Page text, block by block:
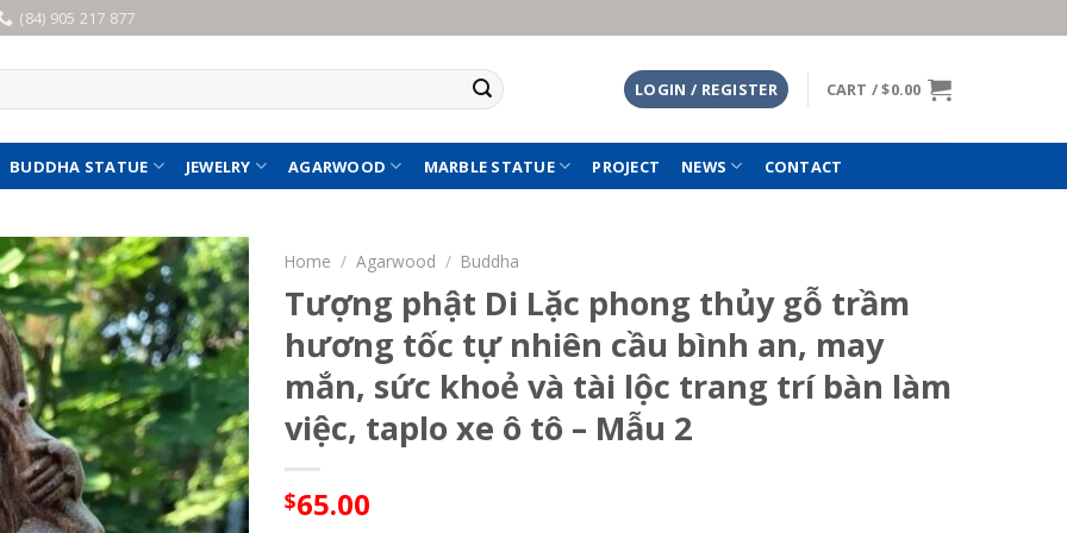
(84) 905 217 877
LOGIN / REGISTER CART /$0.00
BUDDHA STATUE JEWELRY AGARWOOD MARBLE STATUE PROJECT NEWS CONTACT
Home / Agarwood / Buddha
Tượng phật Di Lặc phong thủy gỗ trầm
hương tốc tự nhiên cầu bình an, may
mắn, sức khoẻ và tài lộc trang trí bàn làm
việc, taplo xe ô tô – Mẫu 2
$65.00